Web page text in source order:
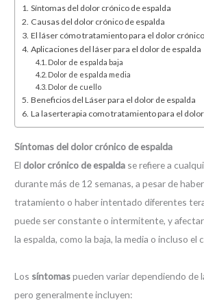
Síntomas del dolor crónico de espalda
Causas del dolor crónico de espalda
El láser cómo tratamiento para el dolor
Aplicaciones del láser para el dolor de espalda
Dolor de espalda baja
Dolor de espalda media
Dolor de cuello
Beneficios del Láser para el dolor de espalda
La laserterapia como tratamiento para el dolor
Síntomas del dolor crónico de espalda
El dolor crónico de espalda se refiere a
durante más de 12 semanas, a pesar de
tratamiento o haber intentado diferentes
puede ser constante o intermitente, y
la espalda, como la baja, la media o incluso el
Los síntomaspueden variar dependiendo de
pero generalmente incluyen: